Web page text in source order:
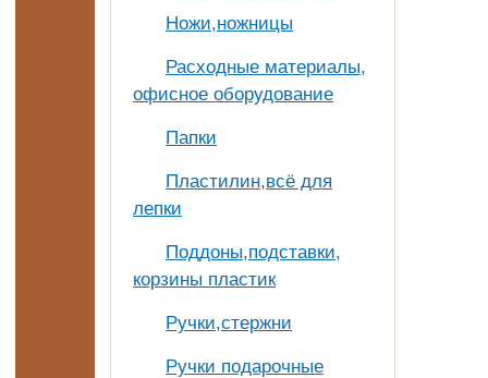
Ножи,ножницы
Расходные материалы,
офисное оборудование
Папки
Пластилин,всё для
лепки
Поддоны,подставки,
корзины пластик
Ручки,стержни
Ручки подарочные